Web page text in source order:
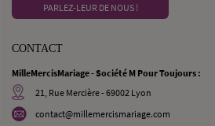
PARLEZ-LEUR DE NOUS !
CONTACT
MilleMercisMariage - Société M Pour Toujours :
21, Rue Mercière - 69002 Lyon
contact@millemercismariage.com